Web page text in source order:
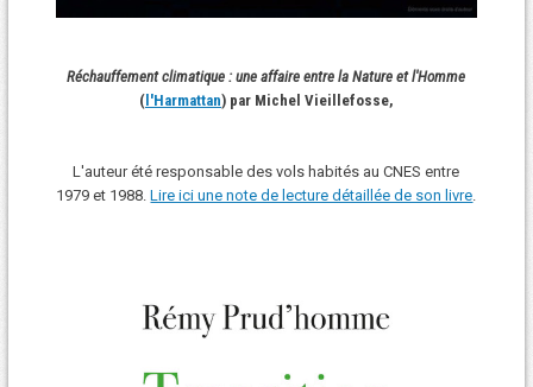
Réchauffement climatique : une affaire entre la Nature et l'Homme
(l'Harmattan) par Michel Vieillefosse,
L'auteur été responsable des vols habités au CNES entre
1979 et 1988.Lire ici une note de lecture détaillée de son livre